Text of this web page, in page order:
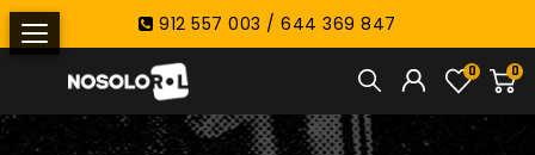
912 557 003 / 644 369 847
0
0